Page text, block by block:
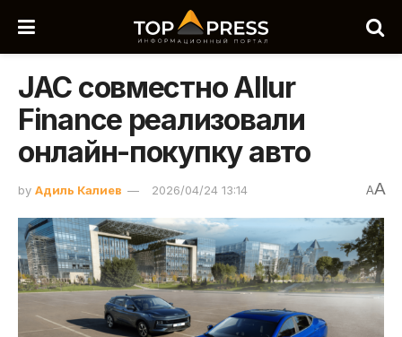
JAC совместно Allur
Finance реализовали
онлайн-покупку авто
by Адиль Калиев 2026/04/24 13:14 AA